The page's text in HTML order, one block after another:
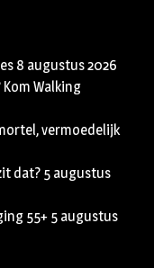
8 augustus 2026
Walking
vermoedelijk
dat? 5 augustus
55+ 5 augustus